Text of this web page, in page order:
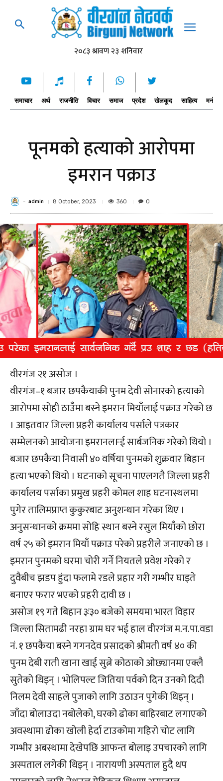
समाचार अर्थ राजनीति विचार समाज प्रदेश खेलकूद साहित्य
पूनमको हत्याको आरोपमा
इमरान पक्राउ
- admin 8 October, 2023 360 0
वीरगंज २१ असोज ।
वीरगंज–१ बजार छपकैयाकी पुनम देवी सोनारको हत्याको
आरोपमा सोही ठाउँमा बस्ने इमरान मियाँलाई पक्राउ गरेको छ
। आइतवार जिल्ला प्रहरी कार्यालय पर्साले पत्रकार
सम्मेलनको आयोजना इमरानलFई सार्बजनिक गरेको थियो ।
बजार छपकैया निवासी ४० वर्षिया पुनमको शुक्रवार बिहान
हत्या भएको थियो । घटनाको सूचना पाएलगतै जिल्ला प्रहरी
कार्यालय पर्साका प्रमुख प्रहरी कोमल शाह घटनास्थलमा
पुगेर तालिमप्राप्त कुकुरबाट अनुशन्धान गरेका थिए ।
अनुसन्धानको क्रममा सोहि स्थान बस्ने रसुल मियाँको छोरा
वर्ष २५ को इमरान मियाँ पक्राउ परेको प्रहरीले जनाएको छ ।
इमरान पुनमको घरमा चोरी गर्ने नियतले प्रवेश गरेको र
दुवैबीच झडप हुंदा फलामे रडले प्रहार गरी गम्भीर घाइते
बनाएर फरार भएको प्रहरी दावी छ ।
असोज १९ गते बिहान ३ः३० बजेको समयमा भारत विहार
जिल्ला सितामढी नरहा ग्राम घर भई हाल वीरगंज म.न.पा.वडा
नं. १ छपकैया बस्ने गगनदेव प्रसादको श्रीमती वर्ष ४० की
पुनम देबी राती खाना खाई सुत्ने कोठाको ओछ्यानमा एक्लै
सुतेको थिइन् । भोलिपल्ट जितिया पर्वको दिन उनको दिदी
निलम देवी साहले पुजाको लागि उठाउन पुगेकी थिइन् ।
जाँदा बोलाउदा नबोलेको, घरको ढोका बाहिरबाट लगाएको
अवस्थामा ढोका खोली हेर्दा टाउकोमा गहिरो चोट लागि
गम्भीर अबस्थामा देखेपछि आफन्त बोलाइ उपचारको लागि
अस्पताल लगेकी थिइन् । नारायणी अस्पताल हुदै थप